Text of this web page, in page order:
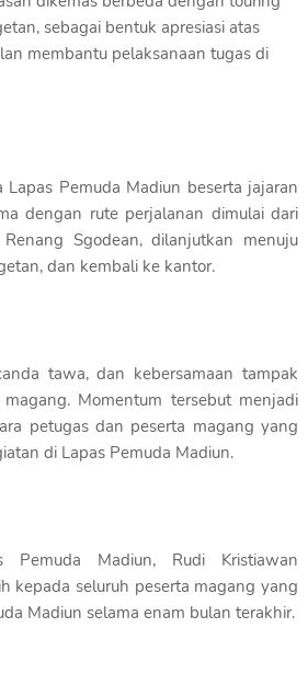
sebagai bentuk apresiasi atas
membantu pelaksanaan tugas di
Pemuda Madiun beserta jajaran
dengan rute perjalanan dimulai dari
Sgodean, dilanjutkan menuju
dan kembali ke kantor.
tawa, dan kebersamaan tampak
Momentum tersebut menjadi
petugas dan peserta magang yang
di Lapas Pemuda Madiun.
Pemuda Madiun, Rudi Kristiawan
kepada seluruh peserta magang yang
Madiun selama enam bulan terakhir.